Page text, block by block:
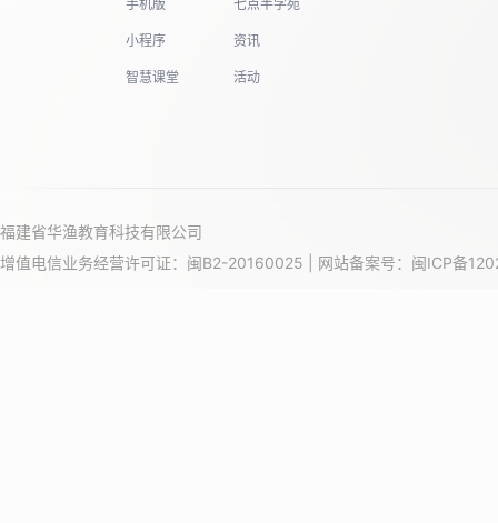
手机版
小程序
智慧课堂
七点半学苑
资讯
活动
福建省华渔教育科技有限公司
增值电信业务经营许可证：闽B2-20160025 | 网站备案号： 闽ICP备